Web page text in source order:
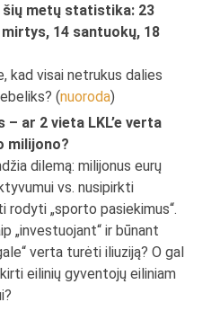
metų statistika: 23
14 santuokų, 18
kad visai netrukus dalies
(nuoroda)
ar 2 vieta LKL’e verta
milijono?
dilemą: milijonus eurų
vs. nusipirkti
rodyti „sporto pasiekimus“.
„investuojant“ ir būnant
verta turėti iliuziją? O gal
eilinių gyventojų eiliniam